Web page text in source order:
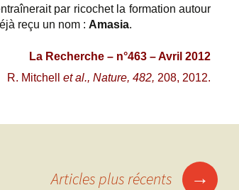
par ricochet la formation autour
reçu un nom : Amasia.
La Recherche – n°463 – Avril 2012
R. Mitchell et al., Nature, 482, 208, 2012.
Articles plus récents →